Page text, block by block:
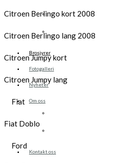
Skapseksjoner
Brosjyrer
Fotogalleri
Nyheter
Om oss
Kontakt oss
Citroen Berlingo kort 2008
Citroen Berlingo lang 2008
Citroen Jumpy kort
Citroen Jumpy lang
Fiat
Fiat Doblo
Ford